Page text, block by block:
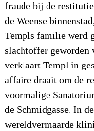
fraude bij de
de Weense
Templs familie werd
slachtoffer geworden
verklaart Templ in
affaire draait om de
voormalige
de Schmidgasse. In
wereldvermaarde